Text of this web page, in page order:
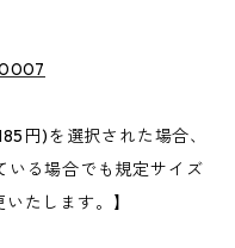
円)を選択された場合、
いる場合でも規定サイズ
たします。】